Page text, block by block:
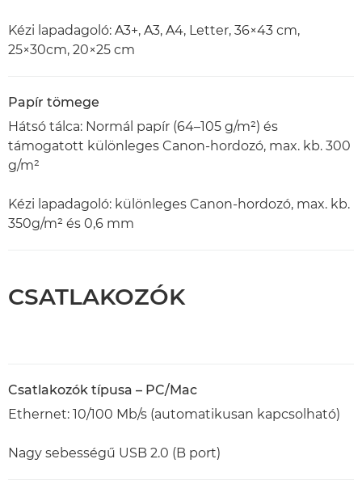
Kézi lapadagoló: A3+, A3, A4, Letter, 36×43 cm,
25×30cm, 20×25 cm
Papír tömege
Hátsó tálca: Normál papír (64–105 g/m²) és
támogatott különleges Canon-hordozó, max. kb. 300
g/m²
Kézi lapadagoló: különleges Canon-hordozó, max. kb.
350g/m² és 0,6 mm
CSATLAKOZÓK
Csatlakozók típusa – PC/Mac
Ethernet: 10/100 Mb/s (automatikusan kapcsolható)
Nagy sebességű USB 2.0 (B port)